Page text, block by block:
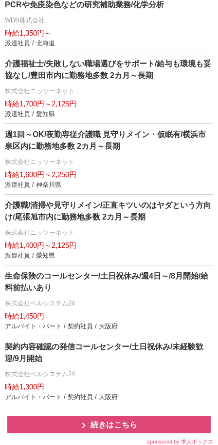
PCRや免疫染色などの研究補助業務/化学分析
WDB株式会社
時給1,350円～
派遣社員 / 北海道
介護福祉士/失敗しない職場選びをサポート/給与も環境も妥
協なし/豊田市内に勤務地多数 2カ月～長期
株式会社ニッソーネット
時給1,700円～2,125円
派遣社員 / 愛知県
週1回～OK/夜勤専従介護職 見守りメイン・仮眠有/横浜市
泉区内に勤務地多数 2カ月～長期
株式会社ニッソーネット
時給1,600円～2,250円
派遣社員 / 神奈川県
介護職/清掃や見守りメイン/正直キツいのはヤダという方向
け/尾張旭市内に勤務地多数 2カ月～長期
株式会社ニッソーネット
時給1,400円～2,125円
派遣社員 / 愛知県
生命保険のコールセンター/土日祝休み/週4日～/8月開始/給
料前払いあり
株式会社ベルシステム24
時給1,450円
アルバイト・パート / 契約社員 / 大阪府
契約内容確認の発信コールセンター/土日祝休み/未経験歓
迎/9月開始
株式会社ベルシステム24
時給1,300円
アルバイト・パート / 契約社員 / 大阪府
続きはこちら
sponsored by 求人ボックス